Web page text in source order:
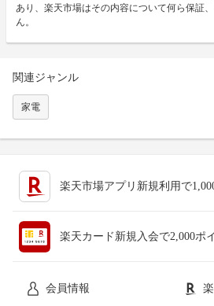
あり、楽天市場はその内容について何ら保証
ん。
関連ジャンル
家電
楽天市場アプリ新規利用で
楽天カード新規入会で2,000ポ
会員情報